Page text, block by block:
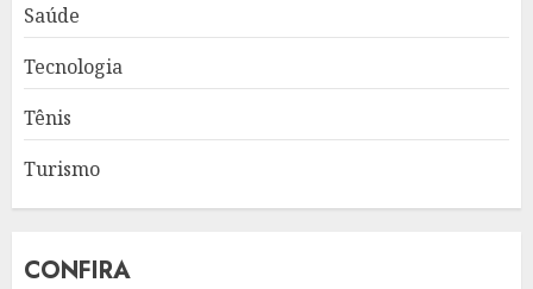
Saúde
Tecnologia
Tênis
Turismo
CONFIRA